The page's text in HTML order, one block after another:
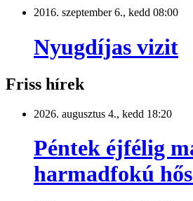
2016. szeptember 6., kedd 08:00
Nyugdíjas vizit
Friss hírek
2026. augusztus 4., kedd 18:20
Péntek éjfélig
harmadfokú